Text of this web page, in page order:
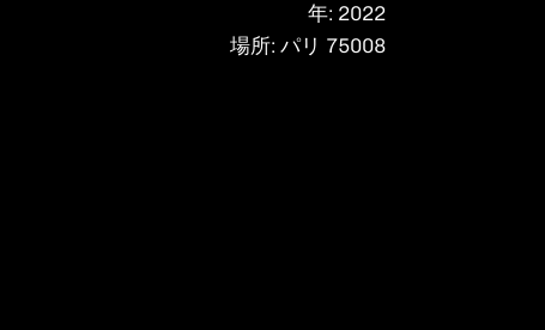
年: 2022
場所: パリ 75008